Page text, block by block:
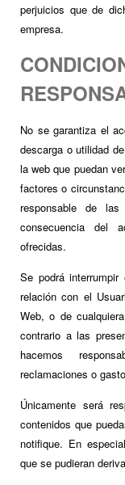
perjuicios que de
empresa.
No se garantiza el
descarga o utilidad
la web que puedan
factores o
responsable de
consecuencia del
ofrecidas.
Se podrá
relación con el
Web, o de
contrario a las
hacemos
reclamaciones o
Únicamente será
contenidos que
notifique. En
que se pudieran